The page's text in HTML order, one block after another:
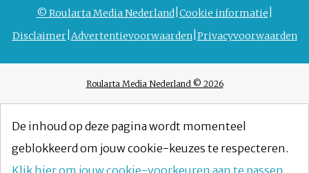
© Roularta Media Nederland Cookie informatie
Disclaimer Advertentievoorwaarden Privacyvoorwaarden
Roularta Media Nederland © 2026
De inhoud op deze pagina wordt momenteel
geblokkeerd om jouw cookie-keuzes te respecteren.
Klik hier om jouw cookie-voorkeuren aan te passen